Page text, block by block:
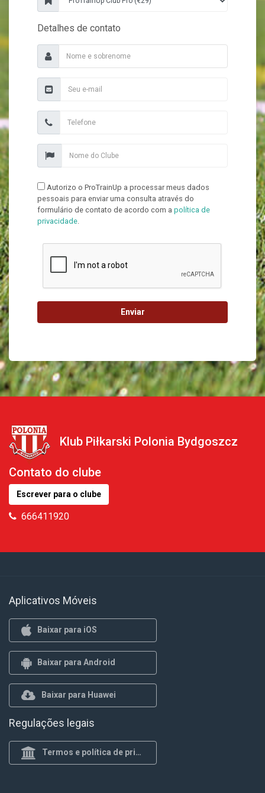
Detalhes de contato
Autorizo o ProTrainUp a processar meus dados
pessoais para enviar uma consulta através do
formulário de contato de acordo com a política de
privacidade.
Enviar
Klub Piłkarski Polonia Bydgoszcz
Contato do clube
Escrever para o clube
666411920
Aplicativos Móveis
Baixar para iOS
Baixar para Android
Baixar para Huawei
Regulações legais
Termos e política de privacidade